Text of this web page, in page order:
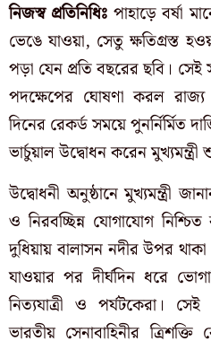
নিজস্ব প্রতিনিধিঃ পাহাড়ে বর্ষা
ভেঙে যাওয়া, সেতু ক্ষতিগ্রস্ত
পড়া যেন প্রতি বছরের ছবি। সেই
পদক্ষেপের ঘোষণা করল
দিনের রেকর্ড সময়ে পুনর্নির্মিত
ভার্চুয়াল উদ্বোধন করেন
উদ্বোধনী অনুষ্ঠানে মুখ্যমন্ত্রী
ও নিরবচ্ছিন্ন যোগাযোগ
দুধিয়ায় বালাসন নদীর উপর
যাওয়ার পর দীর্ঘদিন ধরে
নিত্যযাত্রী ও পর্যটকেরা।
ভারতীয় সেনাবাহিনীর